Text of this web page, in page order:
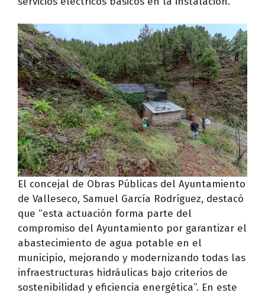
El concejal de Obras Públicas del Ayuntamiento
de Valleseco, Samuel García Rodríguez, destacó
que “esta actuación forma parte del
compromiso del Ayuntamiento por garantizar el
abastecimiento de agua potable en el
municipio, mejorando y modernizando todas las
infraestructuras hidráulicas bajo criterios de
sostenibilidad y eficiencia energética”. En este